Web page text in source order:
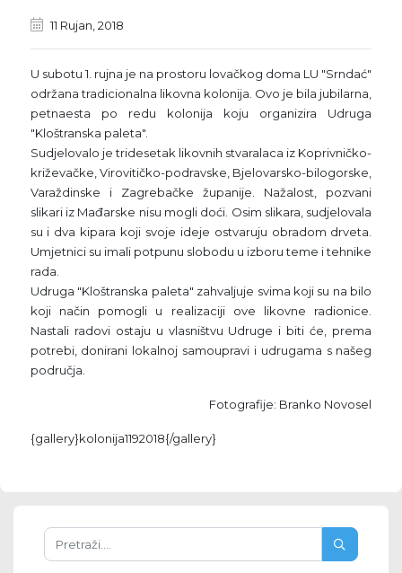
11 Rujan, 2018
U subotu 1. rujna je na prostoru lovačkog doma LU "Srndać"
održana tradicionalna likovna kolonija. Ovo je bila jubilarna,
petnaesta po redu kolonija koju organizira Udruga
"Kloštranska paleta".
Sudjelovalo je tridesetak likovnih stvaralaca iz Koprivničko-
križevačke, Virovitičko-podravske, Bjelovarsko-bilogorske,
Varaždinske i Zagrebačke županije. Nažalost, pozvani
slikari iz Mađarske nisu mogli doći. Osim slikara, sudjelovala
su i dva kipara koji svoje ideje ostvaruju obradom drveta.
Umjetnici su imali potpunu slobodu u izboru teme i tehnike
rada.
Udruga "Kloštranska paleta" zahvaljuje svima koji su na bilo
koji način pomogli u realizaciji ove likovne radionice.
Nastali radovi ostaju u vlasništvu Udruge i biti će, prema
potrebi, donirani lokalnoj samoupravi i udrugama s našeg
područja.
Fotografije: Branko Novosel
{gallery}kolonija1192018{/gallery}